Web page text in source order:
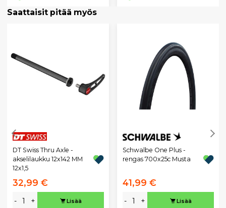
Saattaisit pitää myös
DT Swiss Thru Axle -
akselilaukku 12x142 MM
12x1,5
32,99 €
- + Lisää
Schwalbe One Plus -
rengas 700x25c Musta
41,99 €
- + Lisää